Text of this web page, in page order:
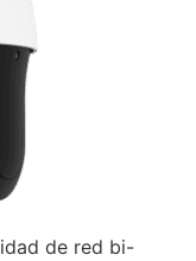
de red bi-